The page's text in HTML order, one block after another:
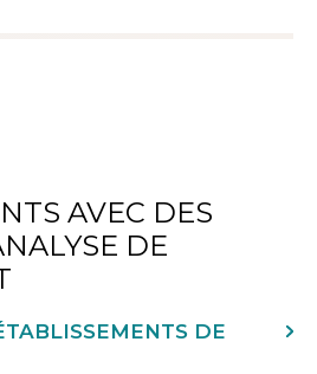
AVEC DES
DE
DE